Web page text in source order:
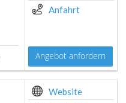
Anfahrt
Angebot anfordern
Website